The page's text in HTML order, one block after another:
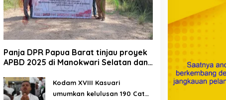
MyPertamina Futsal
Competition 2026
dorong talenta muda
berprestasi
MyPertamina Futsal
Competition 2026, ajang
kembangkan talenta muda
dan berdayakan UMKM
lokal Papua
Panja DPR Papua Barat tinjau proyek
APBD 2025 di Manokwari Selatan dan
Kodam XVIII Kasuari
umumkan kelulusan 190 Cata